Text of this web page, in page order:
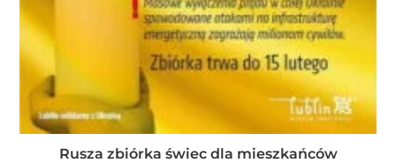
Rusza zbiórka świec dla mieszkańców